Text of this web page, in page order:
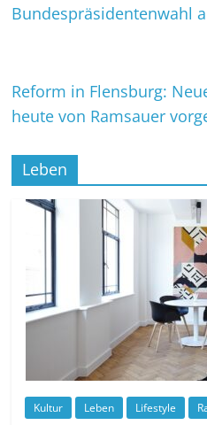
Bundespräsidentenwahl
Reform in Flensburg:
heute von Ramsauer
Leben
Kultur Leben Lifestyle